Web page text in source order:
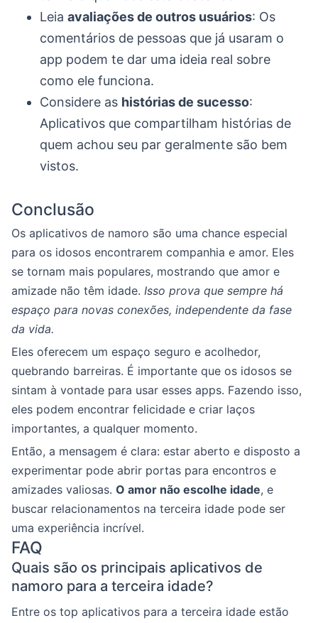
Leia avaliações de outros usuários: Os
comentários de pessoas que já usaram o
app podem te dar uma ideia real sobre
como ele funciona.
Considere as histórias de sucesso:
Aplicativos que compartilham histórias de
quem achou seu par geralmente são bem
vistos.
Conclusão
Os aplicativos de namoro são uma chance especial
para os idosos encontrarem companhia e amor. Eles
se tornam mais populares, mostrando que amor e
amizade não têm idade. Isso prova que sempre há
espaço para novas conexões, independente da fase
da vida.
Eles oferecem um espaço seguro e acolhedor,
quebrando barreiras. É importante que os idosos se
sintam à vontade para usar esses apps. Fazendo isso,
eles podem encontrar felicidade e criar laços
importantes, a qualquer momento.
Então, a mensagem é clara: estar aberto e disposto a
experimentar pode abrir portas para encontros e
amizades valiosas. O amor não escolhe idade, e
buscar relacionamentos na terceira idade pode ser
uma experiência incrível.
FAQ
Quais são os principais aplicativos de
namoro para a terceira idade?
Entre os top aplicativos para a terceira idade estão